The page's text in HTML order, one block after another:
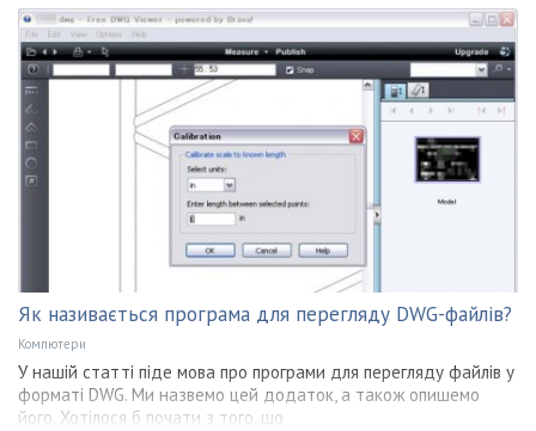
Як називається програма для перегляду DWG-файлів?
Компютери
У нашій статті піде мова про програми для перегляду файлів у
форматі DWG. Ми назвемо цей додаток, а також опишемо
його. Хотілося б почати з того, що